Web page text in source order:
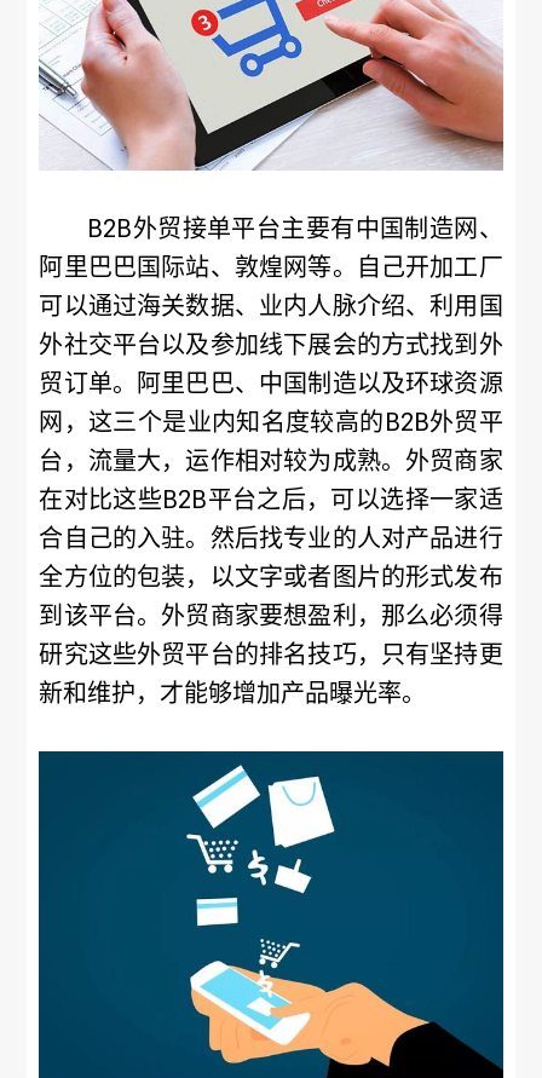
B2B外贸接单平台主要有中国制造网、
阿里巴巴国际站、敦煌网等。自己开加工厂
可以通过海关数据、业内人脉介绍、利用国
外社交平台以及参加线下展会的方式找到外
贸订单。阿里巴巴、中国制造以及环球资源
网，这三个是业内知名度较高的B2B外贸平
台，流量大，运作相对较为成熟。外贸商家
在对比这些B2B平台之后，可以选择一家适
合自己的入驻。然后找专业的人对产品进行
全方位的包装，以文字或者图片的形式发布
到该平台。外贸商家要想盈利，那么必须得
研究这些外贸平台的排名技巧，只有坚持更
新和维护，才能够增加产品曝光率。